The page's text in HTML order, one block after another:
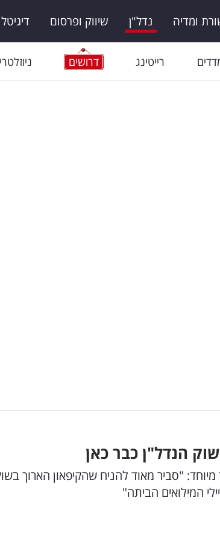
ומדיה נדל"ן שיווק ופרסום
רייטינג דרושים
הנדל"ן כבר כאן
"סביר מאוד להניח שהקיפאון הארוך
המילואים הביתה"